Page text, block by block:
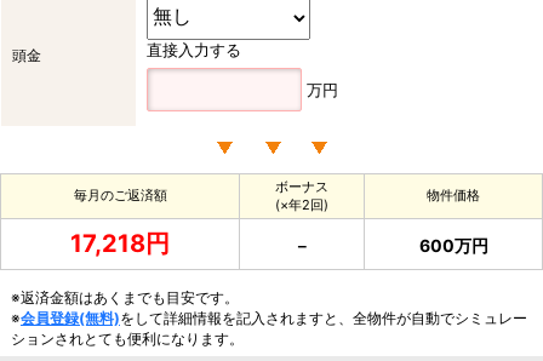
頭金 直接入力する
万円
毎月のご返済額
ボーナス
(×年2回)
物件価格
17,218円 － 600万円
※返済金額はあくまでも目安です。
※会員登録(無料)をして詳細情報を記入されますと、全物件が自動でシミュレー
ションされとても便利になります。